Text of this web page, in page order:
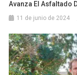
Avanza El Asfaltado
11 de junio de 2024